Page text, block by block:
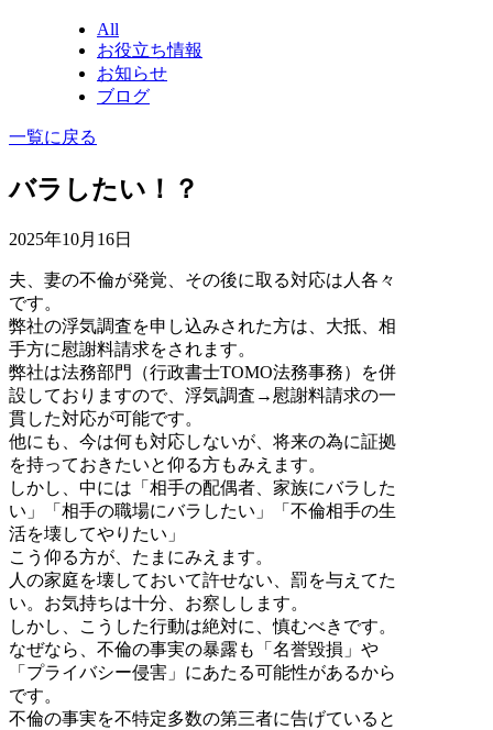
All
お役立ち情報
お知らせ
ブログ
一覧に戻る
バラしたい！？
2025年10月16日
夫、妻の不倫が発覚、その後に取る対応は人各々
です。
弊社の浮気調査を申し込みされた方は、大抵、相
手方に慰謝料請求をされます。
弊社は法務部門（行政書士TOMO法務事務）を併
設しておりますので、浮気調査→慰謝料請求の一
貫した対応が可能です。
他にも、今は何も対応しないが、将来の為に証拠
を持っておきたいと仰る方もみえます。
しかし、中には「相手の配偶者、家族にバラした
い」「相手の職場にバラしたい」「不倫相手の生
活を壊してやりたい」
こう仰る方が、たまにみえます。
人の家庭を壊しておいて許せない、罰を与えてた
い。お気持ちは十分、お察しします。
しかし、こうした行動は絶対に、慎むべきです。
なぜなら、不倫の事実の暴露も「名誉毀損」や
「プライバシー侵害」にあたる可能性があるから
です。
不倫の事実を不特定多数の第三者に告げていると